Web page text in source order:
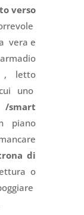
verso
vera e
, letto
uno
/smart
piano
di
o